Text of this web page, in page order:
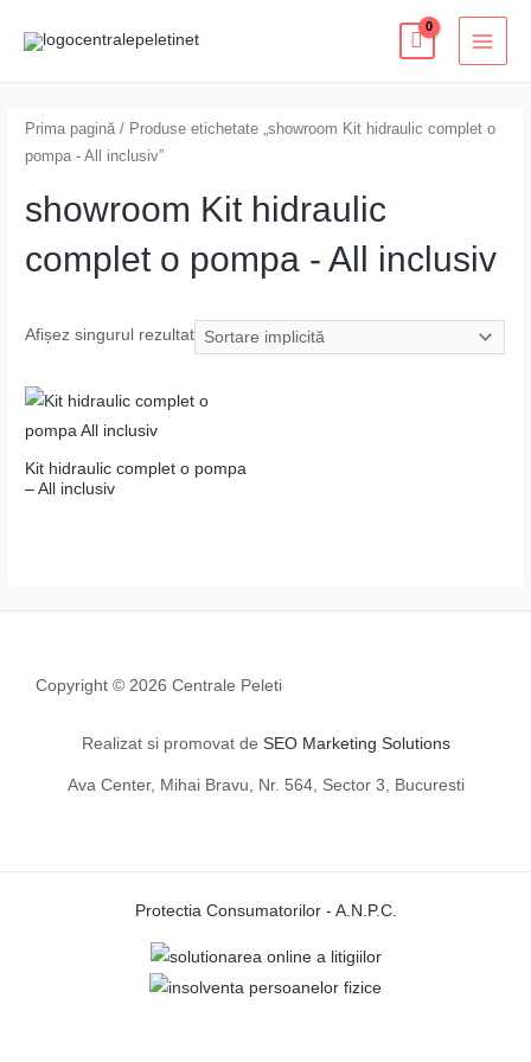
Prima pagină / Produse etichetate „showroom Kit hidraulic complet o
pompa - All inclusiv”
showroom Kit hidraulic
complet o pompa - All inclusiv
Afișez singurul rezultat
Kit hidraulic complet o pompa
– All inclusiv
Copyright © 2026 Centrale Peleti
Realizat si promovat de SEO Marketing Solutions
Ava Center, Mihai Bravu, Nr. 564, Sector 3, Bucuresti
Protectia Consumatorilor - A.N.P.C.